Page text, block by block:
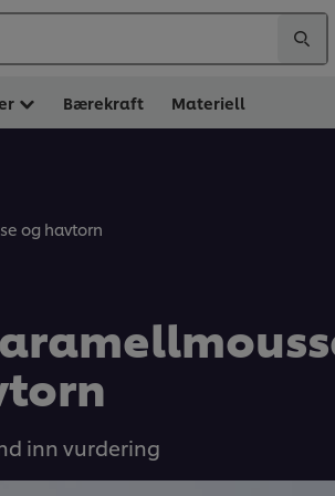
Bærekraft Materiell
og havtorn
Ingen
vurderinger
inn vurdering